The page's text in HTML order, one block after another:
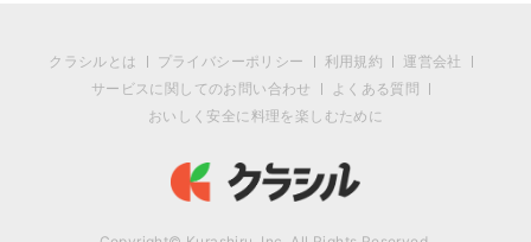
クラシルとは プライバシーポリシー 利用規約
運営会社
サービスに関してのお問い合わせ
よくある質問
おいしく安全に料理を楽しむために